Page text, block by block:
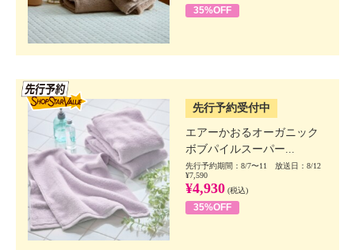
35%OFF
先行予約受付中
エアーかおるオーガニック
ボブパイルスーパー...
先行予約期間：8/7〜11 放送日：8/12
¥7,590
¥4,930 (税込)
35%OFF